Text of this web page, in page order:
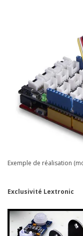
Exemple de réalisation
Exclusivité Lextronic